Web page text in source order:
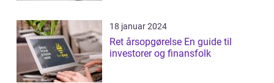
18 januar 2024
Ret årsopgørelse En guide til
investorer og finansfolk